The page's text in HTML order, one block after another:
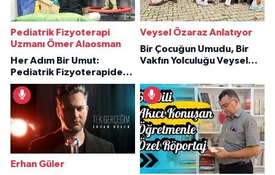
Pediatrik Fizyoterapi
Uzmanı Ömer Alaosman
Her Adım Bir Umut:
Pediatrik Fizyoterapiden
İlham Veren Hikâyeler
Veysel Özaraz Anlatıyor
Bir Çocuğun Umudu, Bir
Vakfın Yolculuğu Veysel
Erhan Güler